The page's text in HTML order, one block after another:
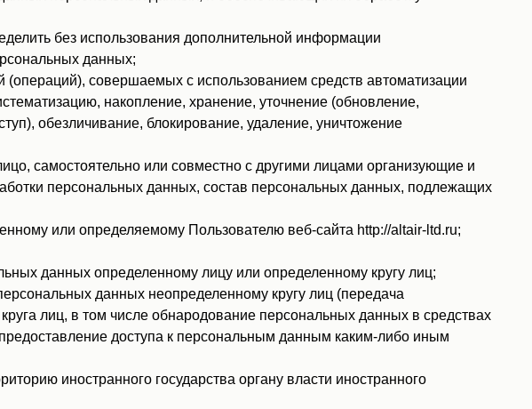
без использования дополнительной информации
данных;
совершаемых с использованием средств автоматизации
накопление, хранение, уточнение (обновление,
обезличивание, блокирование, удаление, уничтожение
самостоятельно или совместно с другими лицами организующие и
персональных данных, состав персональных данных, подлежащих
или определяемому Пользователю веб-сайта http://altair-ltd.ru;
данных определенному лицу или определенному кругу лиц;
данных неопределенному кругу лиц (передача
лиц, в том числе обнародование персональных данных в средствах
доступа к персональным данным каким-либо иным
иностранного государства органу власти иностранного